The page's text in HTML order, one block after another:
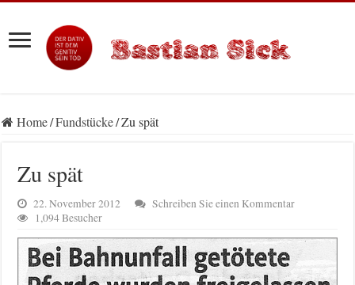
Home/Fundstücke/Zu spät
Zu spät
22. November 2012
Schreiben Sie einen Kommentar
1,094 Besucher